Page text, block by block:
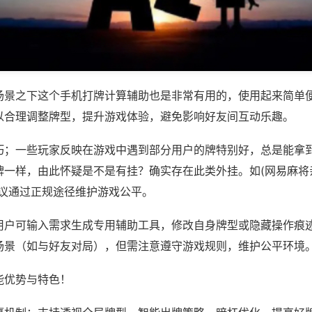
之下这个手机打牌计算辅助也是非常有用的，使用起来简单
理调整牌型，提升游戏体验，避免影响好友间互动乐趣。
一些玩家反映在游戏中遇到部分用户的牌特别好，总是能拿
样，由此怀疑是不是有挂？确实存在此类外挂。如(网易麻
通过正规途径维护游戏公平。
可输入需求生成专用辅助工具，修改自身牌型或隐藏操作痕
（如与好友对局），但需注意遵守游戏规则，维护公平环境
势与特色！